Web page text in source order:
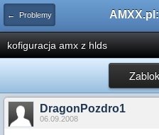
← Problemy
kofiguracja amx z hlds
DragonPozdro1
06.09.2008